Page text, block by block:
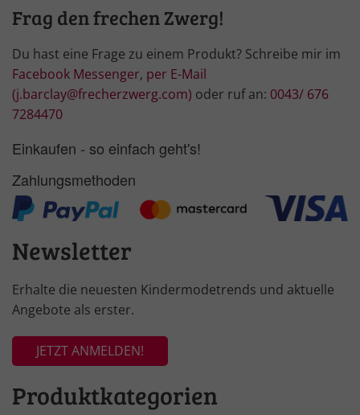
Frag den frechen Zwerg!
Du hast eine Frage zu einem Produkt? Schreibe mir im
Facebook Messenger, per E-Mail
(j.barclay@frecherzwerg.com) oder ruf an: 0043/ 676
7284470
Einkaufen - so einfach geht's!
Zahlungsmethoden
Newsletter
Erhalte die neuesten Kindermodetrends und aktuelle
Angebote als erster.
JETZT ANMELDEN!
Produktkategorien